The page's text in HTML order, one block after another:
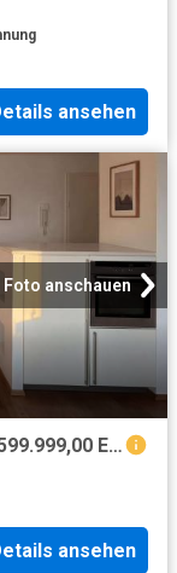
ansehen
Foto anschauen
Wohnung zum Kaufen in Düsseldorf 599.999,00 EUR 97 m²
ansehen